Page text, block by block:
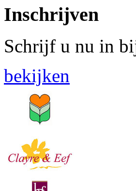
Inschrijven
Schrijf u nu in
bekijken